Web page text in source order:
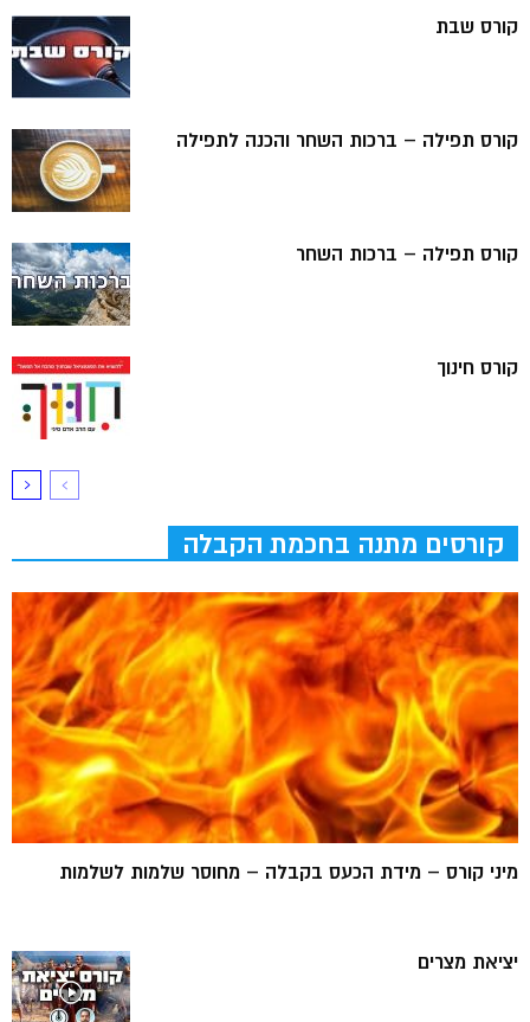
קורס שבת
קורס תפילה – ברכות השחר והכנה לתפילה
קורס תפילה – ברכות השחר
קורס חינוך
קורסים מתנה בחכמת הקבלה
מיני קורס – מידת הכעס בקבלה – מחוסר שלמות לשלמות
יציאת מצרים